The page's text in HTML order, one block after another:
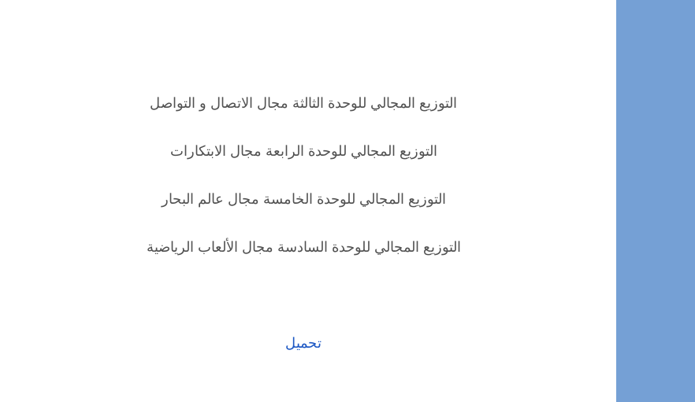
التوزيع المجالي للوحدة الثالثة مجال الاتصال و التواصل
التوزيع المجالي للوحدة الرابعة مجال الابتكارات
التوزيع المجالي للوحدة الخامسة مجال عالم البحار
التوزيع المجالي للوحدة السادسة مجال الألعاب الرياضية
تحميل